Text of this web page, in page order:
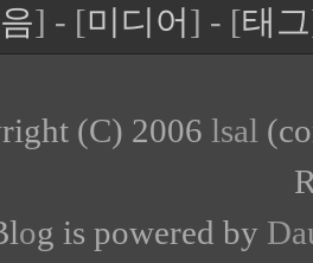
] - [미디어] - [태그
(C) 2006 lsal
og is powered by